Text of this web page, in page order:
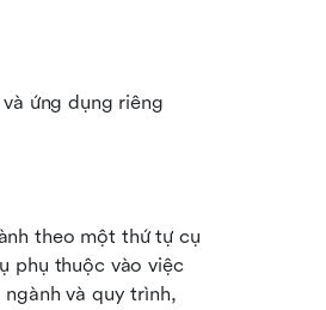
ứng dụng riêng
theo một thứ tự cụ
phụ thuộc vào việc
và quy trình,